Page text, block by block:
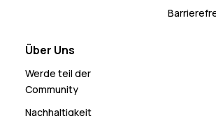
Über Uns
Werde teil der
Community
Nachhaltigkeit